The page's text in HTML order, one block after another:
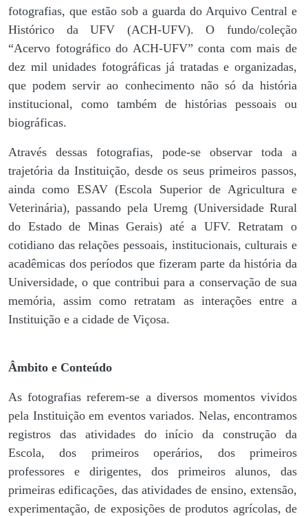
fotografias, que estão sob a guarda do Arquivo Central e
Histórico da UFV (ACH-UFV). O fundo/coleção
“Acervo fotográfico do ACH-UFV” conta com mais de
dez mil unidades fotográficas já tratadas e organizadas,
que podem servir ao conhecimento não só da história
institucional, como também de histórias pessoais ou
biográficas.
Através dessas fotografias, pode-se observar toda a
trajetória da Instituição, desde os seus primeiros passos,
ainda como ESAV (Escola Superior de Agricultura e
Veterinária), passando pela Uremg (Universidade Rural
do Estado de Minas Gerais) até a UFV. Retratam o
cotidiano das relações pessoais, institucionais, culturais e
acadêmicas dos períodos que fizeram parte da história da
Universidade, o que contribui para a conservação de sua
memória, assim como retratam as interações entre a
Instituição e a cidade de Viçosa.
Âmbito e Conteúdo
As fotografias referem-se a diversos momentos vividos
pela Instituição em eventos variados. Nelas, encontramos
registros das atividades do início da construção da
Escola, dos primeiros operários, dos primeiros
professores e dirigentes, ​dos primeiros alunos, das
primeiras edificações, das atividades de ensino, extensão,
experimentação, de exposições de produtos agrícolas, de